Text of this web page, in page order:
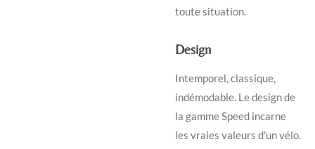
toute situation.
Design
Intemporel, classique,
indémodable. Le design de
la gamme Speed incarne
les vraies valeurs d'un vélo.